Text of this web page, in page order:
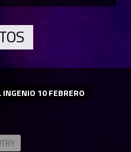
INGENIO 10 FEBRERO